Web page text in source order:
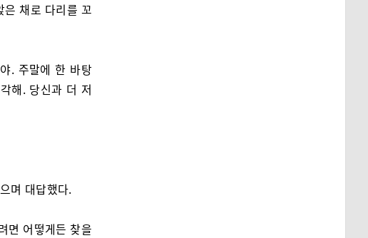
은 채로 다리를 꼬
. 주말에 한 바탕
해. 당신과 더 저
며 대답했다.
면 어떻게든 찾을